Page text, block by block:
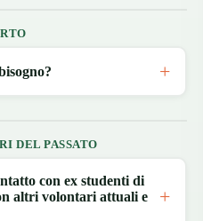
DEL PASSATO
con ex studenti di
altri volontari attuali e